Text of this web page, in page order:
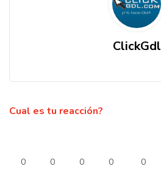
ClickGdl
Cual es tu reacción?
0 0 0 0 0